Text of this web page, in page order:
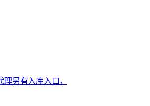
另有入库入口。